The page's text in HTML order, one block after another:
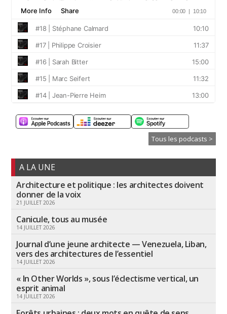
Tous les podcasts >
A LA UNE
Architecture et politique : les architectes doivent
donner de la voix
21 JUILLET 2026
Canicule, tous au musée
14 JUILLET 2026
Journal d’une jeune architecte — Venezuela, Liban,
vers des architectures de l’essentiel
14 JUILLET 2026
« In Other Worlds », sous l’éclectisme vertical, un
esprit animal
14 JUILLET 2026